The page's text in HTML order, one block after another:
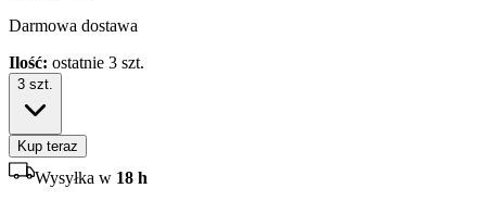
Darmowa dostawa
Ilość: ostatnie 3 szt.
3 szt.
Kup teraz
Wysyłka w 18 h